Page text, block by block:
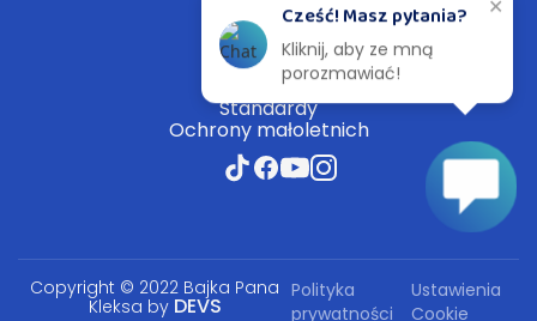
KONTAKT
Regulamin
Standardy
Ochrony małoletnich
Copyright © 2022 Bajka Pana
Kleksa by DEVS
Polityka
prywatności
Ustawienia
Cookie
✕
Cześć! Masz pytania?
Kliknij, aby ze mną
porozmawiać!